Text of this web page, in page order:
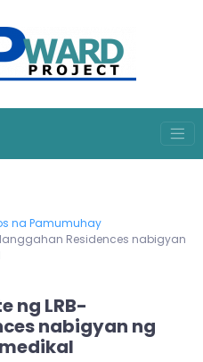
na Pamumuhay
Residences nabigyan
ng LRB-
nabigyan ng